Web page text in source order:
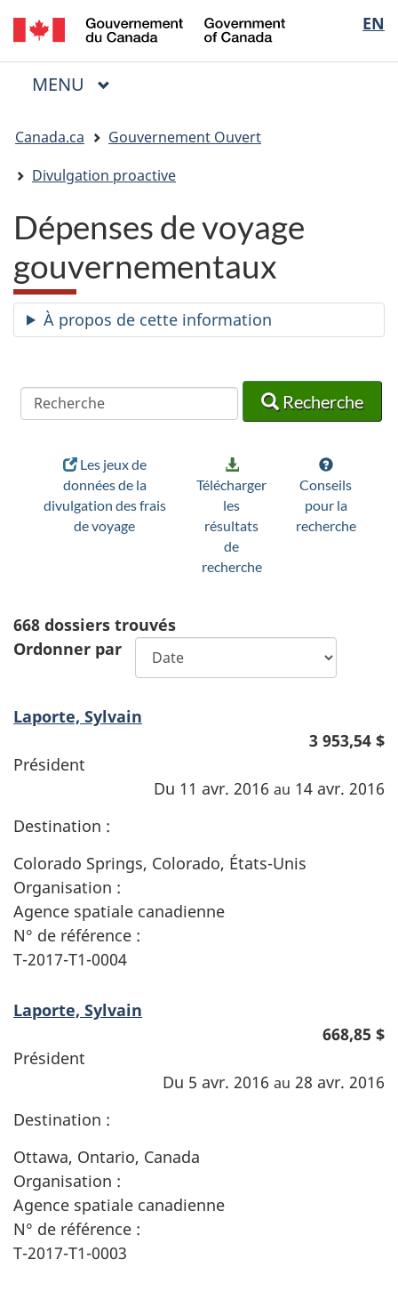
Passer
au
contenu
Passer
à
« Au
Passer
à
la
EN
of
Menu
MENU PRINCIPAL
êtes
ici
Canada.ca
Gouvernement Ouvert
Divulgation proactive
Dépenses de voyage
gouvernementaux
À propos de cette information
Recherche
Recherche
Recherche
Les jeux de
données de la
divulgation des frais
de voyage
Télécharger
les
résultats
de
recherche
Conseils
pour la
recherche
668 dossiers trouvés
Ordonner par
Laporte, Sylvain
3 953,54 $
Président
Du 11 avr. 2016 au 14 avr. 2016
Destination :
Colorado Springs, Colorado, États-Unis
Organisation :
Agence spatiale canadienne
N° de référence :
T-2017-T1-0004
Laporte, Sylvain
668,85 $
Président
Du 5 avr. 2016 au 28 avr. 2016
Destination :
Ottawa, Ontario, Canada
Organisation :
Agence spatiale canadienne
N° de référence :
T-2017-T1-0003